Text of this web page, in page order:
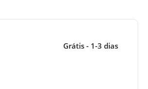
Grátis - 1-3 dias